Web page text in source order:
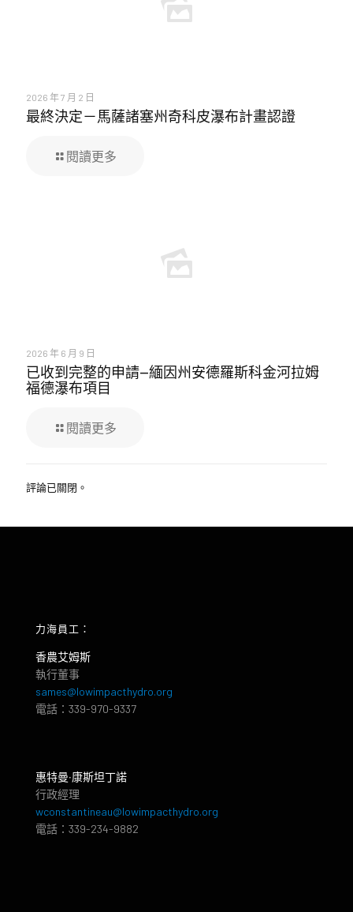
2026 年 7 月 2 日
最終決定－馬薩諸塞州奇科皮瀑布計畫認證
閱讀更多
2026 年 6 月 9 日
已收到完整的申請—緬因州安德羅斯科金河拉姆
福德瀑布項目
閱讀更多
評論已關閉。
力海員工：
香農艾姆斯
執行董事
sames@lowimpacthydro.org
電話：339-970-9337
惠特曼‧康斯坦丁諾
行政經理
wconstantineau@lowimpacthydro.org
電話：339-234-9882